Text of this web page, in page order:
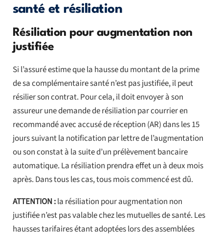
santé et résiliation
Résiliation pour augmentation non
justifiée
Si l’assuré estime que la hausse du montant de la prime
de sa complémentaire santé n’est pas justifiée, il peut
résilier son contrat. Pour cela, il doit envoyer à son
assureur une demande de résiliation par courrier en
recommandé avec accusé de réception (AR) dans les 15
jours suivant la notification par lettre de l’augmentation
ou son constat à la suite d’un prélèvement bancaire
automatique. La résiliation prendra effet un à deux mois
après. Dans tous les cas, tous mois commencé est dû.
ATTENTION :la résiliation pour augmentation non
justifiée n’est pas valable chez les mutuelles de santé. Les
hausses tarifaires étant adoptées lors des assemblées